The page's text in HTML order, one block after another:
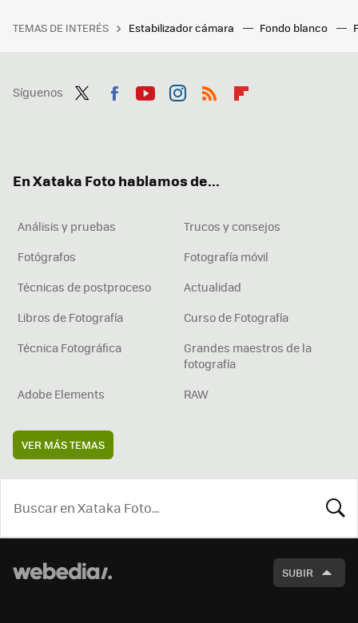
TEMAS DE INTERÉS Estabilizador cámara Fondo blanco
Síguenos
En Xataka Foto hablamos de...
Análisis y pruebas
Trucos y consejos
Fotógrafos
Fotografía móvil
Técnicas de postproceso
Actualidad
Libros de Fotografía
Curso de Fotografía
Técnica Fotográfica
Grandes maestros de la
fotografía
Adobe Elements
RAW
VER MÁS TEMAS
SUBIR